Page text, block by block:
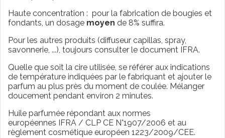
Haute concentration : pour la fabrication de bougies et
fondants, un dosage moyen de 8% suffira.
Pour les autres produits (diffuseur capillas, spray,
savonnerie, ...), toujours consulter le document IFRA.
Quelle que soit la cire utilisée, se référer aux indications
de température indiquées par le fabriquant et ajouter le
parfum au plus près du moment de coulée. Mélanger
doucement pendant environ 2 minutes.
Huile parfumée répondant aux normes
européennes IFRA / CLP CE N°1907/2006 et au
règlement cosmétique européen 1223/2009/CEE.